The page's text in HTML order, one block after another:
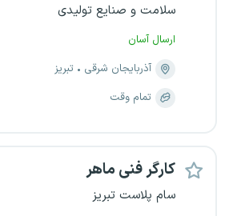
سلامت و صنایع تولیدی
ارسال آسان
آذربایجان شرقی
تبریز
تمام وقت
کارگر فنی ماهر
سام پلاست تبریز